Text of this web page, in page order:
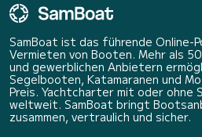
SamBoat ist das führende Online-
Vermieten von Booten. Mehr als
und gewerblichen Anbietern
Segelbooten, Katamaranen und
Preis. Yachtcharter mit oder ohne
weltweit. SamBoat bringt
zusammen, vertraulich und sicher.